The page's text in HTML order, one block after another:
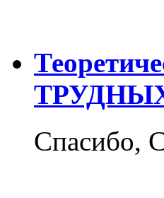
Спасибо,